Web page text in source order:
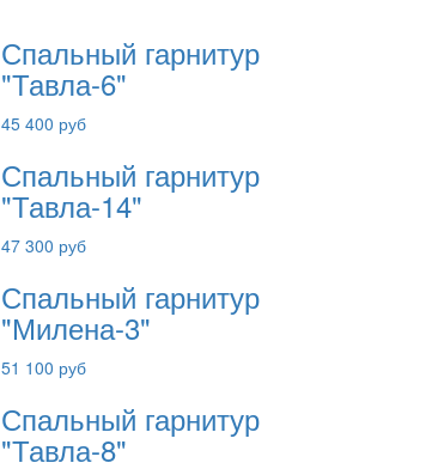
Спальный гарнитур
"Тавла-6"
45 400 руб
Спальный гарнитур
"Тавла-14"
47 300 руб
Спальный гарнитур
"Милена-3"
51 100 руб
Спальный гарнитур
"Тавла-8"